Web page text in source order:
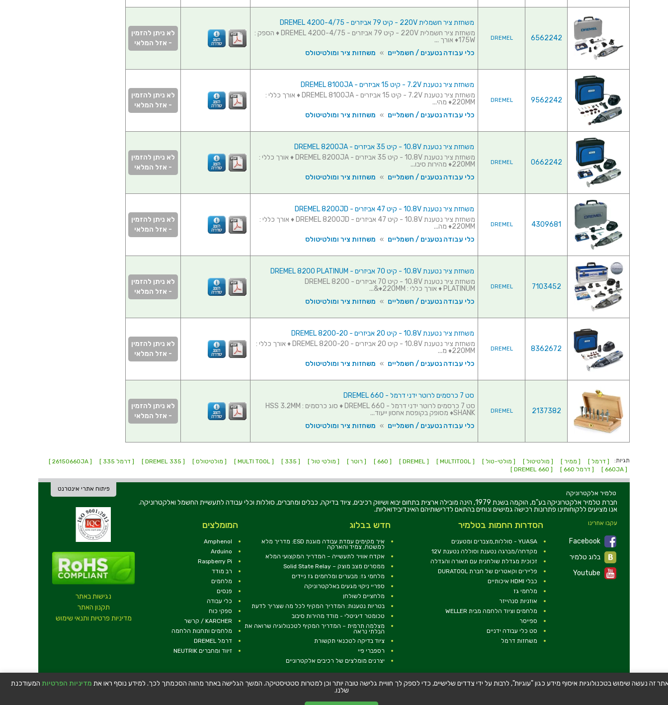
6562242
DREMEL
משחזת ציר חשמלית 220V - קיט 79 אביזרים - DREMEL 4200-4/75
משחזת ציר חשמלית 220V - קיט 79 אביזרים - DREMEL 4200-4/75 ♦ הספק :
175W♦ אורך ...
כלי עבודה נטענים / חשמליים » משחזות ציר ומולטיטולס
לא ניתן להזמין
- אזל המלאי
9562242
DREMEL
משחזת ציר נטענת 7.2V - קיט 15 אביזרים - DREMEL 8100JA
משחזת ציר נטענת 7.2V - קיט 15 אביזרים - DREMEL 8100JA ♦ אורך כללי :
220MM♦ מהי...
כלי עבודה נטענים / חשמליים » משחזות ציר ומולטיטולס
לא ניתן להזמין
- אזל המלאי
0662242
DREMEL
משחזת ציר נטענת 10.8V - קיט 35 אביזרים - DREMEL 8200JA
משחזת ציר נטענת 10.8V - קיט 35 אביזרים - DREMEL 8200JA ♦ אורך כללי :
220MM♦ מהירות סיבו...
כלי עבודה נטענים / חשמליים » משחזות ציר ומולטיטולס
לא ניתן להזמין
- אזל המלאי
4309681
DREMEL
משחזת ציר נטענת 10.8V - קיט 47 אביזרים - DREMEL 8200JD
משחזת ציר נטענת 10.8V - קיט 47 אביזרים - DREMEL 8200JD ♦ אורך כללי :
220MM♦ מה...
כלי עבודה נטענים / חשמליים » משחזות ציר ומולטיטולס
לא ניתן להזמין
- אזל המלאי
7103452
DREMEL
משחזת ציר נטענת 10.8V - קיט 70 אביזרים - DREMEL 8200 PLATINUM
משחזת ציר נטענת 10.8V - קיט 70 אביזרים - DREMEL 8200
PLATINUM ♦ אורך כללי : 220MM♦&...
כלי עבודה נטענים / חשמליים » משחזות ציר ומולטיטולס
לא ניתן להזמין
- אזל המלאי
8362672
DREMEL
משחזת ציר נטענת 10.8V - קיט 20 אביזרים - DREMEL 8200-20
משחזת ציר נטענת 10.8V - קיט 20 אביזרים - DREMEL 8200-20 ♦ אורך כללי :
220MM♦ מ...
כלי עבודה נטענים / חשמליים » משחזות ציר ומולטיטולס
לא ניתן להזמין
- אזל המלאי
2137382
DREMEL
סט 7 כרסמים לרוטר ידני דרמל - DREMEL 660
סט 7 כרסמים לרוטר ידני דרמל - DREMEL 660 ♦ סוג כרסמים : HSS 3.2MM
SHANK♦ מסופק בקופסת אחסון ייעוד...
כלי עבודה נטענים / חשמליים » משחזות ציר ומולטיטולס
לא ניתן להזמין
- אזל המלאי
תגיות: [ דרמל ] [ ממיר ] [ מולטיטול ] [ מולטי-טול ] [ MULTITOOL ]
[ DREMEL ]
[ 660 ] [ רוטר ] [ מולטי טול ] [ 335 ]
[ MULTI TOOL ] [ מולטיטולס ] [ DREMEL 335 ] [ דרמל 335 ]
[ 26150660JA ]
[ 660JA ]
[ דרמל 660 ] [ DREMEL 660 ]
פיתוח אתרי אינטרנט
נגישות באתר
תקנון האתר
מדיניות פרטיות ותנאי שימוש
טלמיר אלקטרוניקה
חברת טלמיר אלקטרוניקה בע"מ, הוקמה בשנת 1979, הינה מובילה ארצית בתחום יבוא ושיווק רכיבים, ציוד בדיקה, כבלים ומחברים, סוללות וכלי עבודה לתעשיית החשמל ואלקטרוניקה.
אנו מציעים ללקוחותינו פתרונות רכישה גמישים ונוחים בהתאם לדרישותיהם האינדיבידואליות.
עקבו אחרינו
Facebook
Youtube
המומלצים
Amphenol
Arduino
Raspberry Pi
רב מודד
מלחמים
פנסים
כלי עבודה
ספקי כוח
KARCHER / קרשר
מלחמים ותחנות הלחמה
דרמל DREMEL
זיווד ומחברים NEUTRIK
חדש בבלוג
איך מקימים עמדת עבודה מוגנת ESD: מדריך מלא
למשטח, צמיד והארקה
אקדח אוויר לתעשייה – המדריך המקצועי המלא
ממסרים מצב מוצק – Solid State Relay
מלחמי גז: מבערים ומלחמים גז ניידים
ספריי ניקוי מגעים באלקטרוניקה
מלחציים לשולחן
בטריות נטענות: המדריך המקיף לכל מה שצריך לדעת
טכומטר דיגיטלי - מודד מהירות סיבוב
מצלמה תרמית – המדריך המקיף לטכנולוגיה שרואה את
הבלתי נראה
ציוד בדיקה לטכנאי תקשורת
רספברי פיי
יצרנים מומלצים של רכיבים אלקטרוניים
הסדרות החמות בטלמיר
YUASA - סוללות,מצברים ומטענים
מקדחה/מברגה נטענת וסוללה נטענת 12V
זכוכית מגדלת שולחנית עם תאורה והגדלה
פליירים וקאטרים של חברת DURATOOL
כבלי HDMI איכותיים
מלחמי גז
אוזניות סנהייזר
מלחמים וציוד הלחמה מבית WELLER
ספייסר
סט כלי עבודה ידניים
משחזות דרמל
© כל הזכויות שמורות - טלמיר אלקטרוניקה בע''מ כתובת: דרך העצמאות 63, חיפה טלפון: 04-8534564
| דוא''ל: dalpak@talmir.co.il
| WhatsApp
054-6077766
|
זה נעשה שימוש בטכנולוגיות איסוף מידע כגון "עוגיות", לרבות על ידי צדדים שלישיים, כדי לספק לך חוויית גלישה טובה יותר וכן למטרות סטטיסטיקה. המשך הגלישה באתר מהווה הסכמתך לכך. למידע נוסף ראו את מדיניות הפרטיות המעודכנת
שלנו.